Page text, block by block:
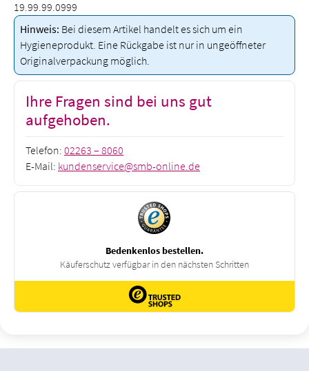
19.99.99.0999
Hinweis: Bei diesem Artikel handelt es sich um ein
Hygieneprodukt. Eine Rückgabe ist nur in ungeöffneter
Originalverpackung möglich.
Ihre Fragen sind bei uns gut
aufgehoben.
Telefon: 02263 – 8060
E-Mail: kundenservice@smb-online.de